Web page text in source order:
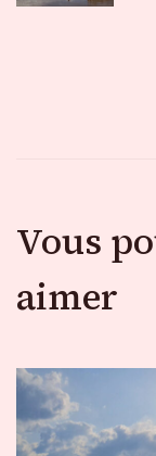
des
Vous
aimer